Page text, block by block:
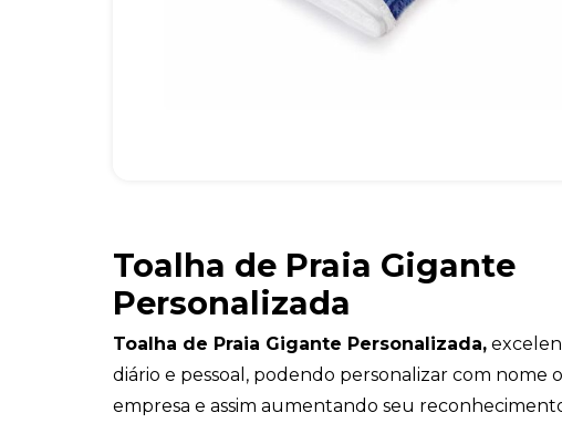
Toalha de Praia Gigante
Personalizada
Toalha de Praia Gigante Personalizada,
diário e pessoal, podendo personalizar com nome
empresa e assim aumentando seu